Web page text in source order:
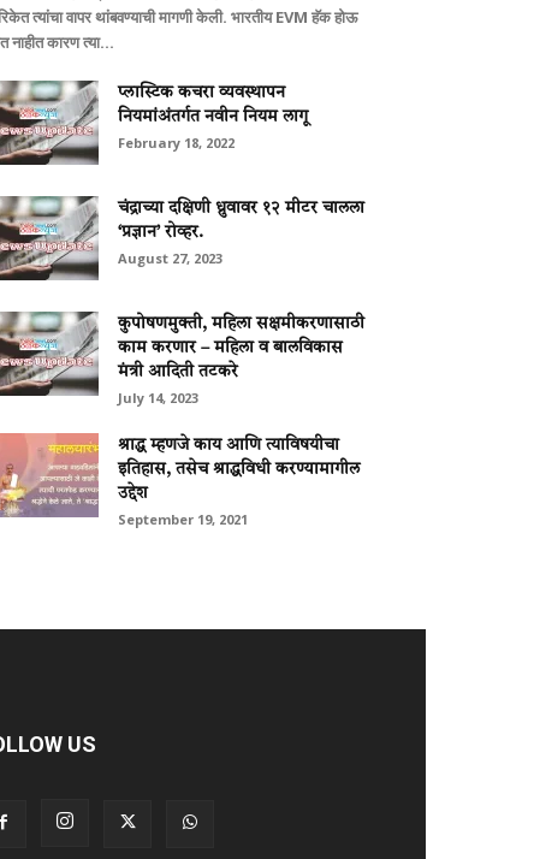
त्यांचा वापर थांबवण्याची मागणी केली. भारतीय EVM हॅक होऊ
नाहीत कारण त्या...
प्लास्टिक कचरा व्यवस्थापन
नियमांअंतर्गत नवीन नियम लागू
February 18, 2022
चंद्राच्या दक्षिणी ध्रुवावर १२ मीटर चालला
‘प्रज्ञान’ रोव्हर.
August 27, 2023
कुपोषणमुक्ती, महिला सक्षमीकरणासाठी
काम करणार – महिला व बालविकास
मंत्री आदिती तटकरे
July 14, 2023
श्राद्ध म्हणजे काय आणि त्याविषयीचा
इतिहास, तसेच श्राद्धविधी करण्यामागील
उद्देश
September 19, 2021
US